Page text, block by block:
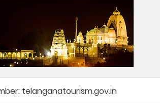
telanganatourism.gov.in